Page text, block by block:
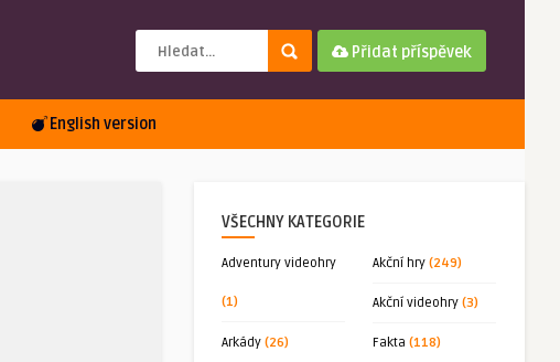
Přidat příspěvek
English version
VŠECHNY KATEGORIE
Adventury videohry
(1)
Akční hry (249)
Akční videohry (3)
Arkády (26) Fakta (118)